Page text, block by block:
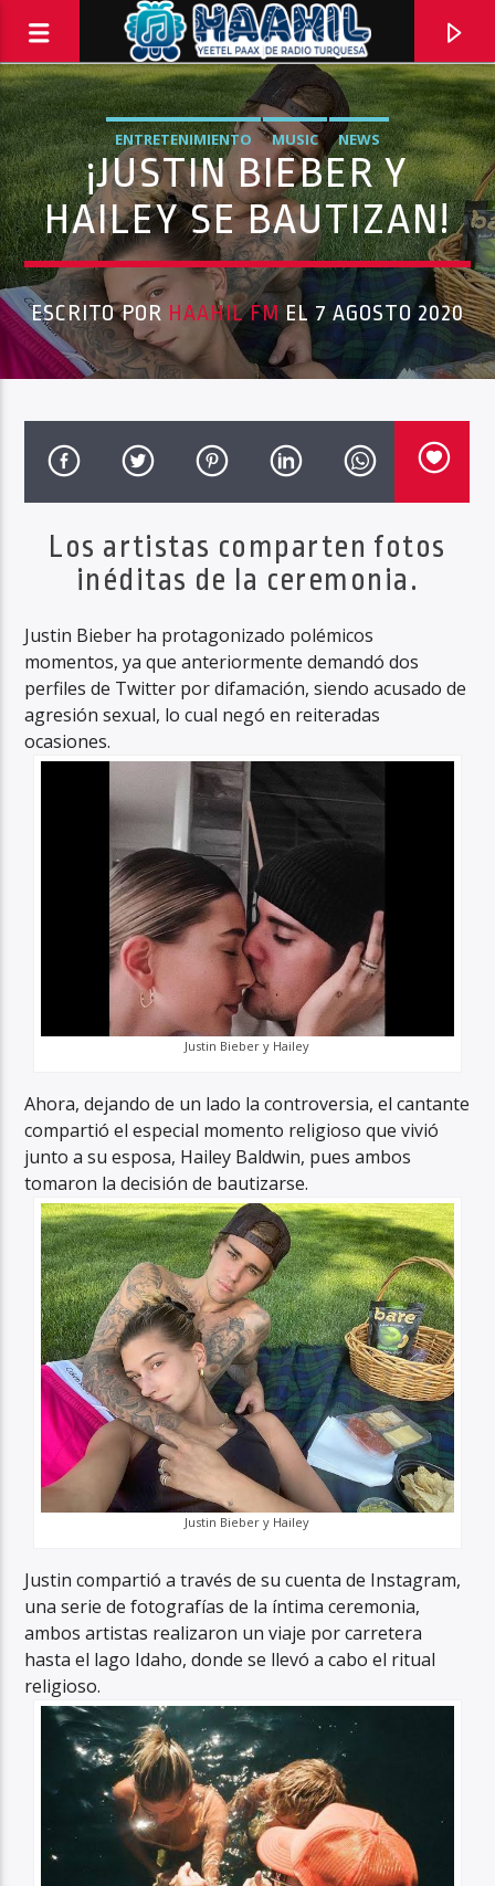
PROGRAMA ACTUAL
INFORMATIVO TURQUESA – 1RA EMISIÓN
ENTRETENIMIENTO MUSIC NEWS
¡JUSTIN BIEBER Y
HAILEY SE BAUTIZAN!
ESCRITO POR HAAHIL FM EL 7 AGOSTO 2020
Los artistas comparten fotos
inéditas de la ceremonia.
Justin Bieber ha protagonizado polémicos
momentos, ya que anteriormente demandó dos
perfiles de Twitter por difamación, siendo acusado de
agresión sexual, lo cual negó en reiteradas
ocasiones.
Justin Bieber y Hailey
Ahora, dejando de un lado la controversia, el cantante
compartió el especial momento religioso que vivió
junto a su esposa, Hailey Baldwin, pues ambos
tomaron la decisión de bautizarse.
Justin Bieber y Hailey
Justin compartió a través de su cuenta de Instagram,
una serie de fotografías de la íntima ceremonia,
ambos artistas realizaron un viaje por carretera
hasta el lago Idaho, donde se llevó a cabo el ritual
religioso.